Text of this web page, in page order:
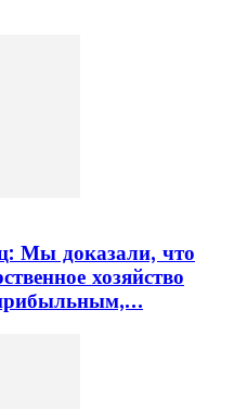
Мы доказали, что
хозяйство